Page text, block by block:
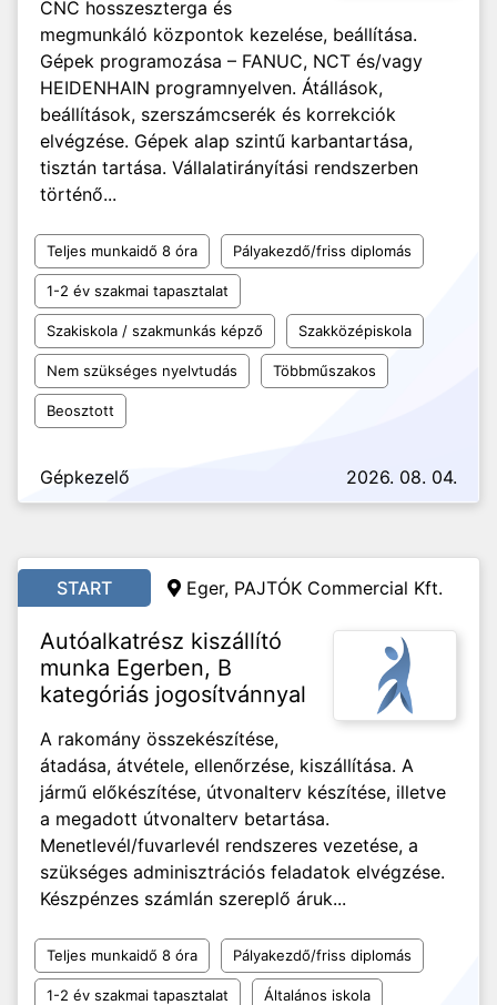
CNC hosszeszterga és
megmunkáló központok kezelése, beállítása.
Gépek programozása – FANUC, NCT és/vagy
HEIDENHAIN programnyelven. Átállások,
beállítások, szerszámcserék és korrekciók
elvégzése. Gépek alap szintű karbantartása,
tisztán tartása. Vállalatirányítási rendszerben
történő...
Teljes munkaidő 8 óra Pályakezdő/friss diplomás
1-2 év szakmai tapasztalat
Szakiskola / szakmunkás képző Szakközépiskola
Nem szükséges nyelvtudás Többműszakos
Beosztott
Gépkezelő 2026. 08. 04.
START Eger, PAJTÓK Commercial Kft.
Autóalkatrész kiszállító
munka Egerben, B
kategóriás jogosítvánnyal
A rakomány összekészítése,
átadása, átvétele, ellenőrzése, kiszállítása. A
jármű előkészítése, útvonalterv készítése, illetve
a megadott útvonalterv betartása.
Menetlevél/fuvarlevél rendszeres vezetése, a
szükséges adminisztrációs feladatok elvégzése.
Készpénzes számlán szereplő áruk...
Teljes munkaidő 8 óra Pályakezdő/friss diplomás
1-2 év szakmai tapasztalat Általános iskola